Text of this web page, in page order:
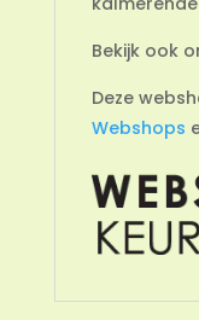
Bekijk ook
Deze
Webshops